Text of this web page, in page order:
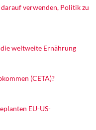
verwenden, Politik zu
weltweite Ernährung
(CETA)?
EU-US-